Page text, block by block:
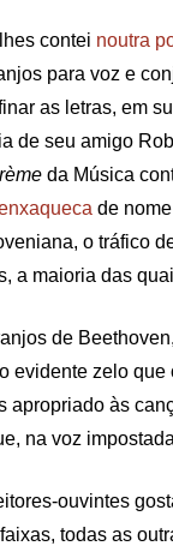
contei noutra
para voz e
as letras, em
de seu amigo
da Música
de
o tráfico
a maioria das
de
evidente zelo
apropriado às
na voz
ouvintes
todas as